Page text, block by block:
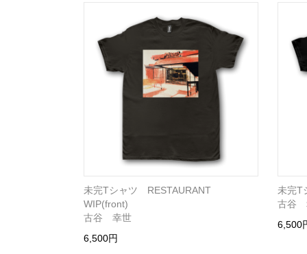
未完Tシャツ RESTAURANT
WIP(front)
古谷 幸世
6,500円
未完T
古谷
6,500